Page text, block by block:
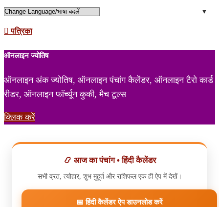
पत्रिका
ऑनलाइन ज्योतिष
ऑनलाइन अंक ज्योतिष, ऑनलाइन पंचांग कैलेंडर, ऑनलाइन टैरो कार्ड
रीडर, ऑनलाइन फॉर्च्यून कुकी, मैच टूल्स
क्लिक करें
📿 आज का पंचांग • हिंदी कैलेंडर
सभी व्रत, त्योहार, शुभ मुहूर्त और राशिफल एक ही ऐप में देखें।
📅 हिंदी कैलेंडर ऐप डाउनलोड करें